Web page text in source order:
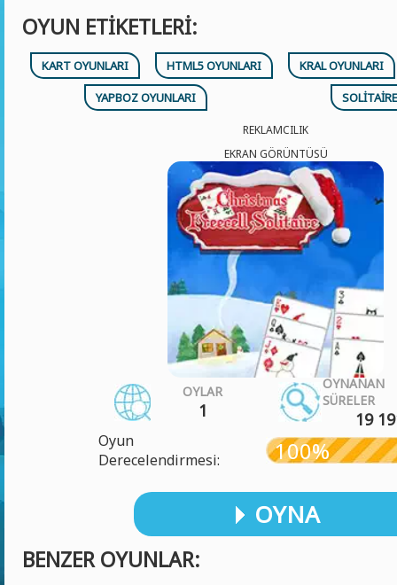
OYUN ETIKETLERI:
KART OYUNLARI HTML5 OYUNLARI
KRAL OYUNLARI
YAPBOZ OYUNLARI
REKLAMCILIK
EKRAN GÖRÜNTÜSÜ
OYLAR
1
OYNANAN
SÜRELER
19
Oyun
Derecelendirmesi:
100%
OYNA
BENZER OYUNLAR: